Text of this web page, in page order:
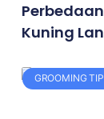
Kuning
GROOMING